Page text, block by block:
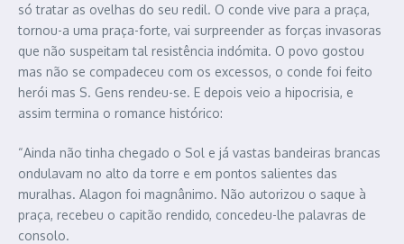
só tratar as ovelhas do seu redil. O conde vive para a praça,
tornou-a uma praça-forte, vai surpreender as forças invasoras
que não suspeitam tal resistência indómita. O povo gostou
mas não se compadeceu com os excessos, o conde foi feito
herói mas S. Gens rendeu-se. E depois veio a hipocrisia, e
assim termina o romance histórico:
“Ainda não tinha chegado o Sol e já vastas bandeiras brancas
ondulavam no alto da torre e em pontos salientes das
muralhas. Alagon foi magnânimo. Não autorizou o saque à
praça, recebeu o capitão rendido, concedeu-lhe palavras de
consolo.